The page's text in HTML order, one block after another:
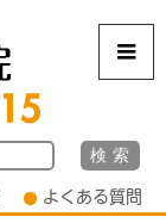
よくある質問